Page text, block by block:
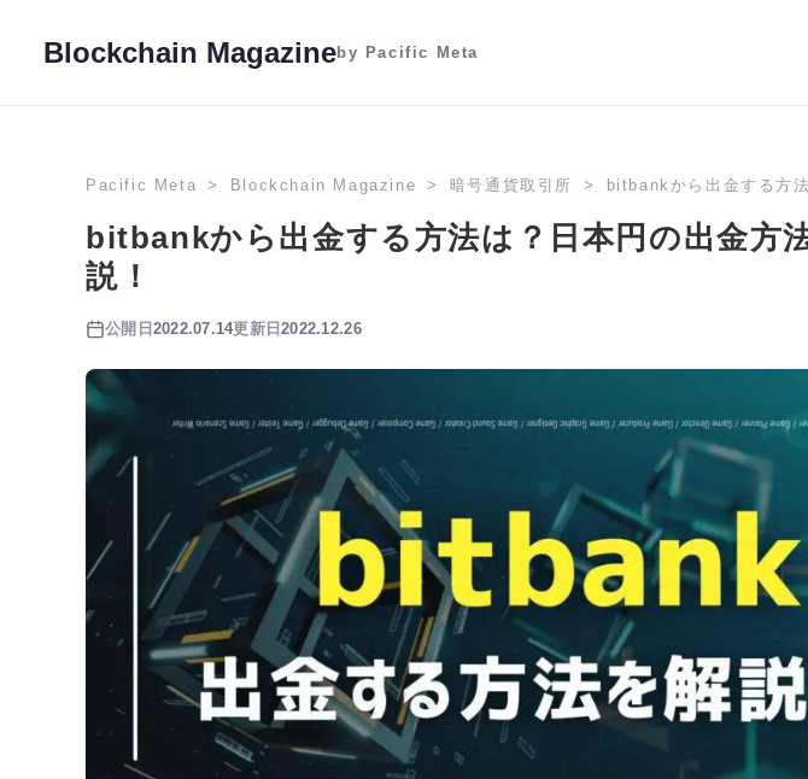
Blockchain Magazineby Pacific Meta
Pacific Meta Blockchain Magazine 暗号通貨取引所 bitbankから出金する方
bitbankから出金する方法は？日本円の出金方
説！
公開日 2022.07.14更新日2022.12.26